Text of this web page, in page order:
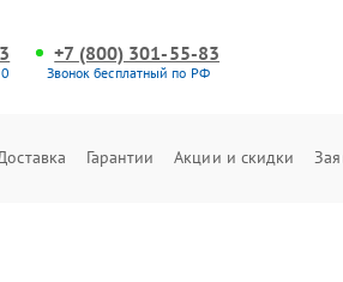
+7 (800) 301-55-83
Звонок бесплатный по РФ
Гарантии Акции и скидки